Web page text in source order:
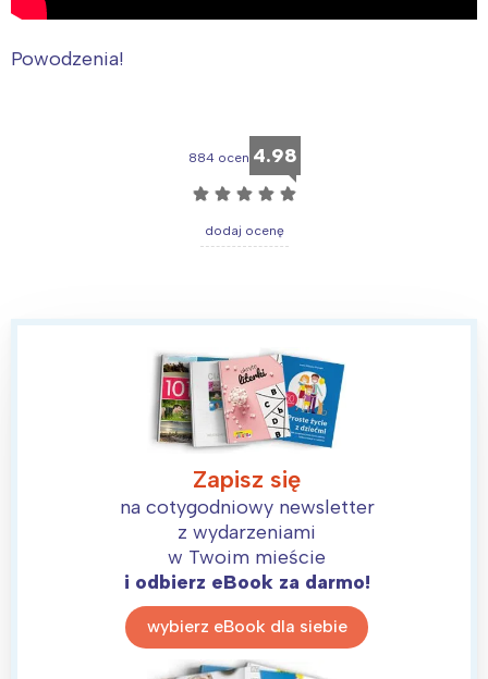
Powodzenia!
884 ocen 4.98
☆ ☆ ☆ ☆ ☆
dodaj ocenę
Zapisz się
na cotygodniowy newsletter
z wydarzeniami
w Twoim mieście
i odbierz eBook za darmo!
wybierz eBook dla siebie
Wszystkie
Wybieram